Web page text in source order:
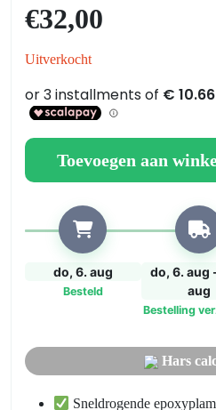
Reparatie-
Herstelkit
Douchebak
Bad
€32,00
Uitverkocht
Toevoegen aan
do, 6. aug
Besteld
do, 6. aug
aug
Bestelling
Hars
Sneldrogende